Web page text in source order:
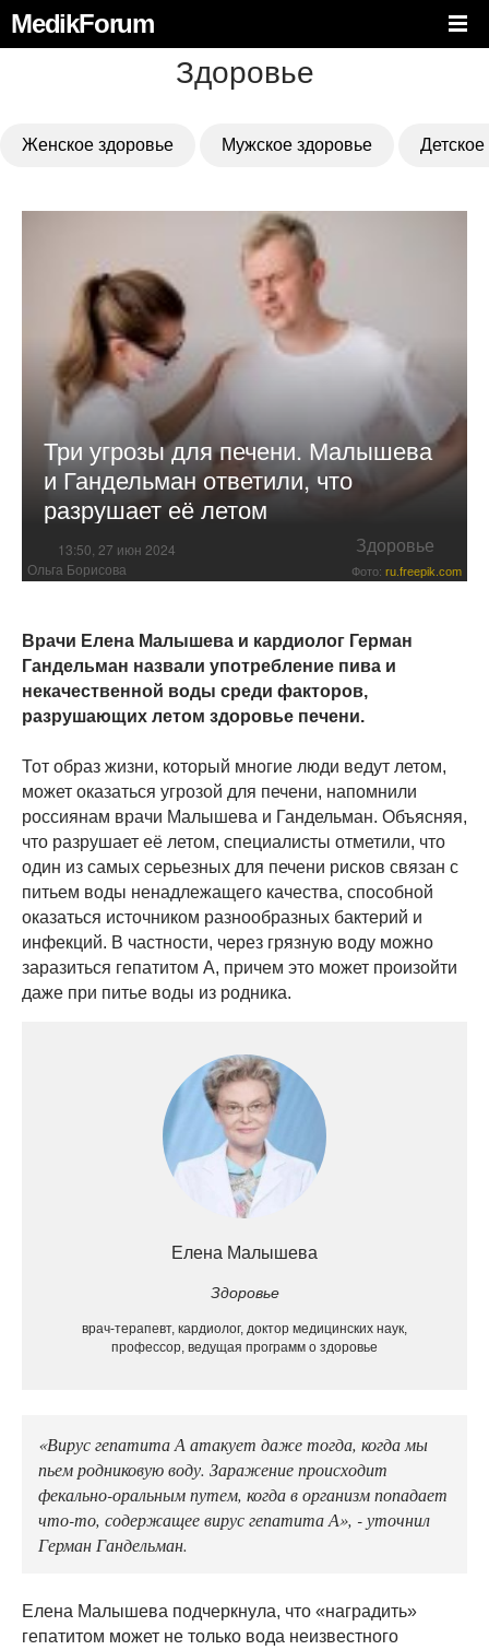
MedikForum
Здоровье
Женское здоровье Мужское здоровье
Три угрозы для печени. Малышева
и Гандельман ответили, что
разрушает её летом
13:50, 27 июн 2024 Здоровье
Ольга Борисова Фото: ru.freepik.com
Врачи Елена Малышева и кардиолог Герман
Гандельман назвали употребление пива и
некачественной воды среди факторов,
разрушающих летом здоровье печени.
Тот образ жизни, который многие люди ведут летом,
может оказаться угрозой для печени, напомнили
россиянам врачи Малышева и Гандельман. Объясняя,
что разрушает её летом, специалисты отметили, что
один из самых серьезных для печени рисков связан с
питьем воды ненадлежащего качества, способной
оказаться источником разнообразных бактерий и
инфекций. В частности, через грязную воду можно
заразиться гепатитом А, причем это может произойти
даже при питье воды из родника.
Елена Малышева
Здоровье
врач-терапевт, кардиолог, доктор медицинских наук,
профессор, ведущая программ о здоровье
«Вирус гепатита А атакует даже тогда, когда мы
пьем родниковую воду. Заражение происходит
фекально-оральным путем, когда в организм попадает
что-то, содержащее вирус гепатита А», - уточнил
Герман Гандельман.
Елена Малышева подчеркнула, что «наградить»
гепатитом может не только вода неизвестного